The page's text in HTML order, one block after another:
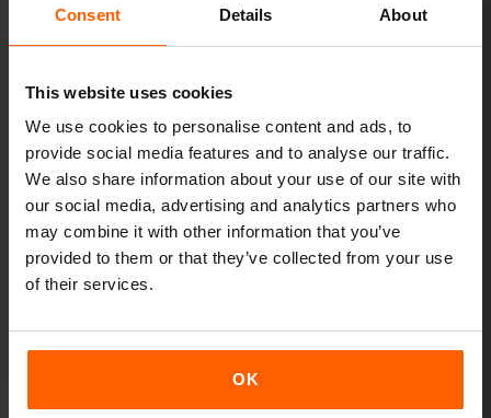
Consent Details About
This website uses cookies
We use cookies to personalise content and ads, to
provide social media features and to analyse our traffic.
We also share information about your use of our site with
our social media, advertising and analytics partners who
may combine it with other information that you’ve
provided to them or that they’ve collected from your use
of their services.
OK
시점이 아니라 최초 사용 시점부터 시작됩니다.
기기가 eSIM을 지원하나요? 호환성 확인
iPhone(iOS)에서 eSIM 활성화 방법
법
정확한 메뉴 이름은 휴대폰 모델과 Android 버전에 따라 조금 다를